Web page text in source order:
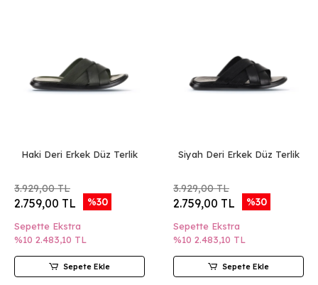
Haki Deri Erkek Düz Terlik
3.929,00 TL
2.759,00 TL %30
Sepette Ekstra
%10 2.483,10 TL
Sepete Ekle
Siyah Deri Erkek Düz Terlik
3.929,00 TL
2.759,00 TL %30
Sepette Ekstra
%10 2.483,10 TL
Sepete Ekle